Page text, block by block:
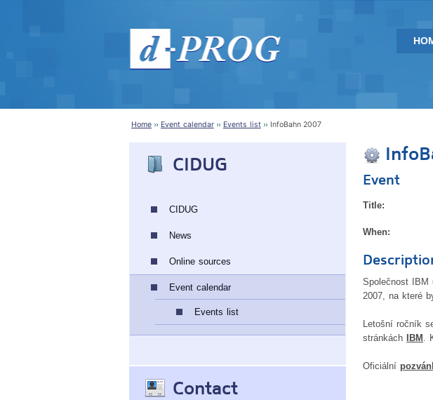
Home Event calendar Events list InfoBahn 2007
CIDUG
CIDUG
News
Online sources
Event calendar
Events list
Contact
Event
Title:
When:
Společnost IBM
2007, na které
Letošní ročník
stránkách
IBM .
Oficiální